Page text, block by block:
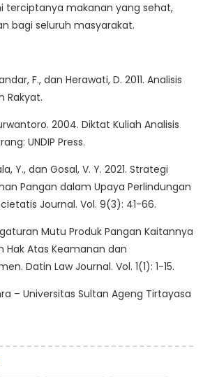
terciptanya makanan yang sehat,
bagi seluruh masyarakat.
F., dan Herawati, D. 2011. Analisis
Rakyat.
2004. Diktat Kuliah Analisis
UNDIP Press.
Y., dan Gosal, V. Y. 2021. Strategi
Pangan dalam Upaya Perlindungan
Journal. Vol. 9(3): 41-66.
Mutu Produk Pangan Kaitannya
Hak Atas Keamanan dan
Datin Law Journal. Vol. 1(1): 1-15.
– Universitas Sultan Ageng Tirtayasa